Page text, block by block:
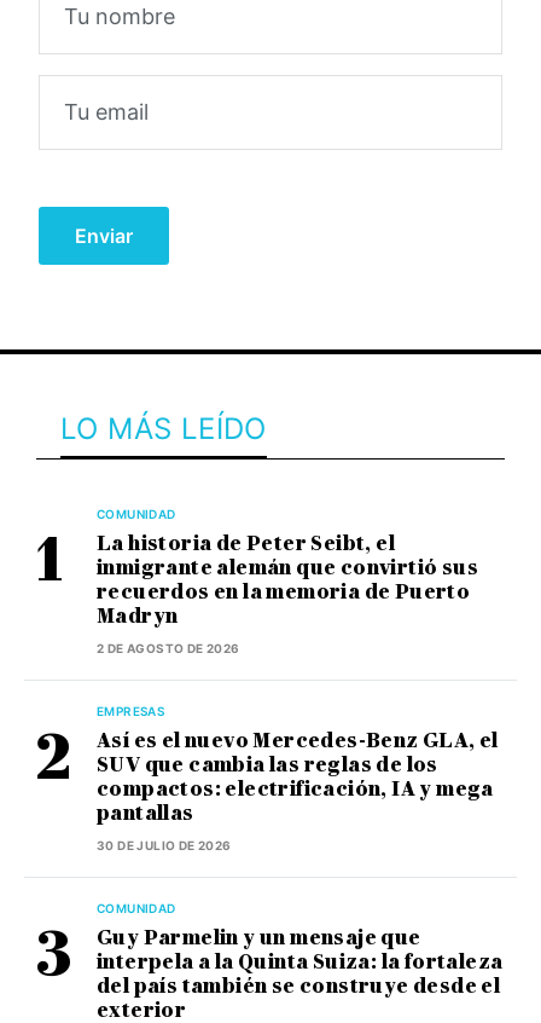
LO MÁS LEÍDO
COMUNIDAD
La historia de Peter Seibt, el
inmigrante alemán que convirtió sus
recuerdos en la memoria de Puerto
Madryn
2 DE AGOSTO DE 2026
EMPRESAS
Así es el nuevo Mercedes-Benz GLA, el
SUV que cambia las reglas de los
compactos: electrificación, IA y mega
pantallas
30 DE JULIO DE 2026
COMUNIDAD
Guy Parmelin y un mensaje que
interpela a la Quinta Suiza: la fortaleza
del país también se construye desde el
exterior